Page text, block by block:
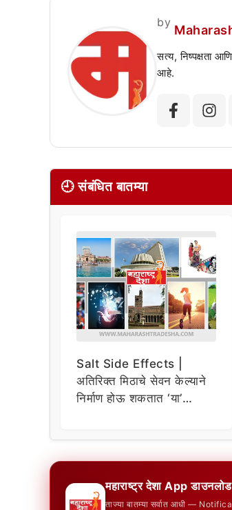
by
सत्य, निष्पक्षता
आहे.
🕘 संबंधित बातम्या
Salt Side Effects |
अतिरिक्त मिठाचे सेवन केल्याने
निर्माण होऊ शकतात ‘या’
महाराष्ट्र देशा App
ताज्या बातम्या सर्वात आधी —